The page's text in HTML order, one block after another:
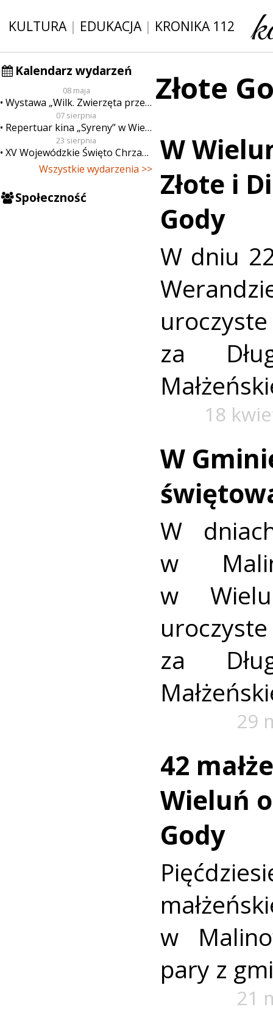
KULTURA| EDUKACJA| KRONIKA 112
Kalendarz wydarzeń
08 maja
Wystawa „Wilk. Zwierzęta przeklęte”
07 sierpnia
Repertuar kina „Syreny” w Wieluniu w dn. od 7 do 13 sierpnia
23 sierpnia
XV Wojewódzkie Święto Chrzanu
Wszystkie wydarzenia >>
Społeczność
Złote
W
Złote i
Gody
W dniu
za
18
W
W
w
w
za
29
42
Wieluń
Gody
w
pary z
21